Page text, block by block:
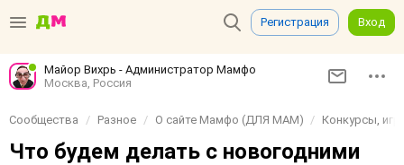
Регистрация Вход
Майор Вихрь - Администратор Мамфо
Москва, Россия
Сообщества Разное О сайте Мамфо (ДЛЯ МАМ) Конкурсы,
Что будем делать с новогодними